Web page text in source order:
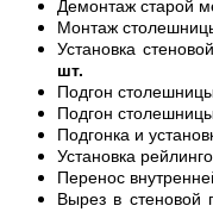
Демонтаж старой
Монтаж
Установка
шт.
Подгон
Подгон
Подгонка и
Установка
Перенос
Вырез в стеновой